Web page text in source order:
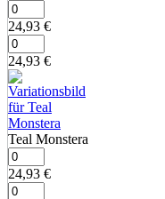
24,93 €
24,93 €
Teal Monstera
24,93 €